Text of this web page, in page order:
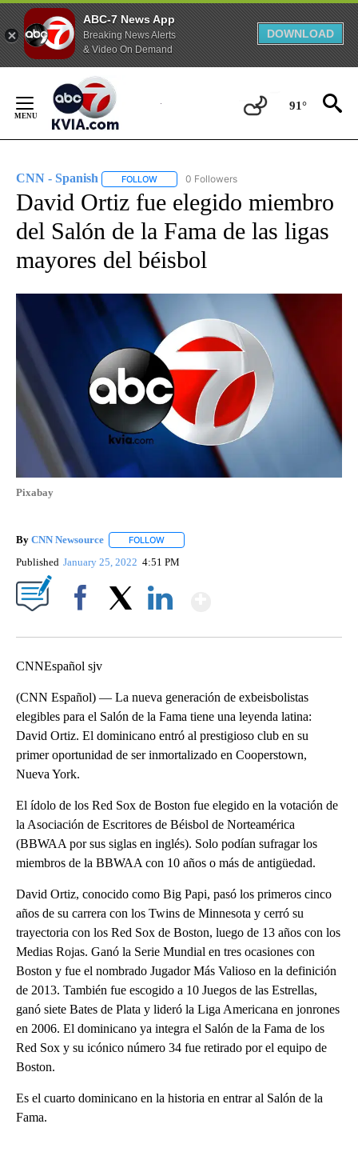
ABC-7 News App
Breaking News Alerts
& Video On Demand
DOWNLOAD
Content
91°
CNN - Spanish FOLLOW FOLLOW "CNN - SPANISH" TO RECEIVE
0 Followers
David Ortiz fue elegido miembro
del Salón de la Fama de las ligas
mayores del béisbol
Pixabay
By CNN Newsource FOLLOW
Published January 25, 2022 4:51 PM
CNNEspañol sjv
(CNN Español) — La nueva generación de exbeisbolistas
elegibles para el Salón de la Fama tiene una leyenda latina:
David Ortiz. El dominicano entró al prestigioso club en su
primer oportunidad de ser inmortalizado en Cooperstown,
Nueva York.
El ídolo de los Red Sox de Boston fue elegido en la votación de
la Asociación de Escritores de Béisbol de Norteamérica
(BBWAA por sus siglas en inglés). Solo podían sufragar los
miembros de la BBWAA con 10 años o más de antigüedad.
David Ortiz, conocido como Big Papi, pasó los primeros cinco
años de su carrera con los Twins de Minnesota y cerró su
trayectoria con los Red Sox de Boston, luego de 13 años con los
Medias Rojas. Ganó la Serie Mundial en tres ocasiones con
Boston y fue el nombrado Jugador Más Valioso en la definición
de 2013. También fue escogido a 10 Juegos de las Estrellas,
ganó siete Bates de Plata y lideró la Liga Americana en jonrones
en 2006. El dominicano ya integra el Salón de la Fama de los
Red Sox y su icónico número 34 fue retirado por el equipo de
Boston.
Es el cuarto dominicano en la historia en entrar al Salón de la
Fama.